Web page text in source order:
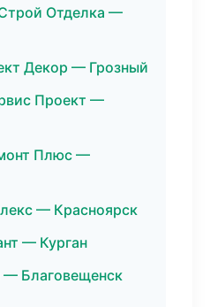
Отделка —
Декор — Грозный
Проект —
Плюс —
— Красноярск
— Курган
Благовещенск